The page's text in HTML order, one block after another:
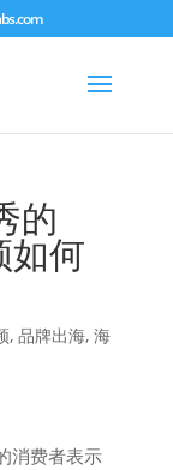
的
如何
, 品牌出海, 海
消费者表示